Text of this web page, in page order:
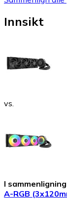
Innsikt
vs.
I
A-RGB